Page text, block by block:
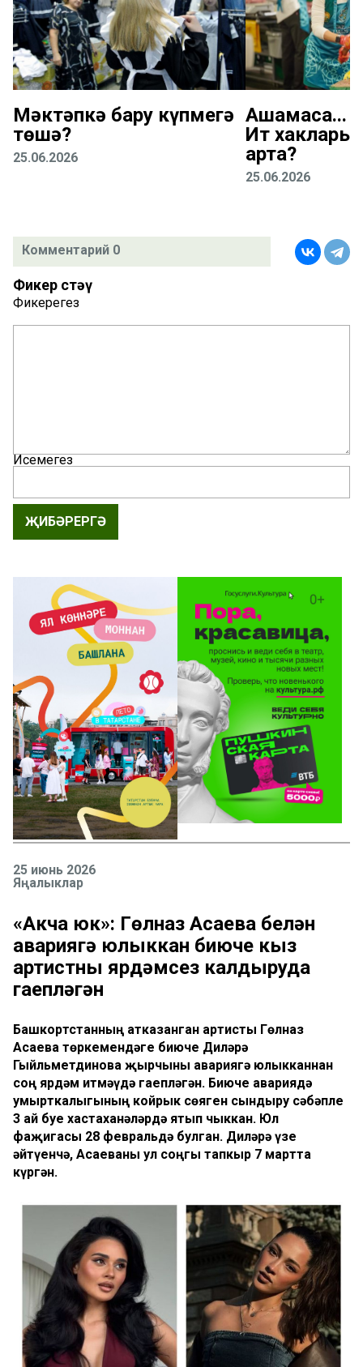
Мәктәпкә бару күпмегә
төшә?
25.06.2026
Ашамасаң...
Ит хаклары
арта?
25.06.2026
Комментарий 0
Фикер өстәү
Фикерегез
Исемегез
ҖИБӘРЕРГӘ
25 июнь 2026
Яңалыклар
«Акча юк»: Гөлназ Асаева белән
авариягә юлыккан биюче кыз
артистны ярдәмсез калдыруда
гаепләгән
Башкортстанның атказанган артисты Гөлназ
Асаева төркемендәге биюче Диләрә
Гыйльметдинова җырчыны авариягә юлыкканнан
соң ярдәм итмәүдә гаепләгән. Биюче авариядә
умырткалыгының койрык сөяген сындыру сәбәпле
3 ай буе хастаханәләрдә ятып чыккан. Юл
фаҗигасы 28 февральдә булган. Диләрә үзе
әйтүенчә, Асаеваны ул соңгы тапкыр 7 мартта
күргән.